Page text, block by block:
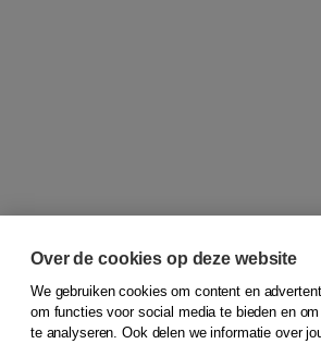
© 2026Koninklijke Boom uitgevers
Over de cookies op deze website
We gebruiken cookies om content en
om functies voor social media te bieden en
te analyseren. Ook delen we informatie over